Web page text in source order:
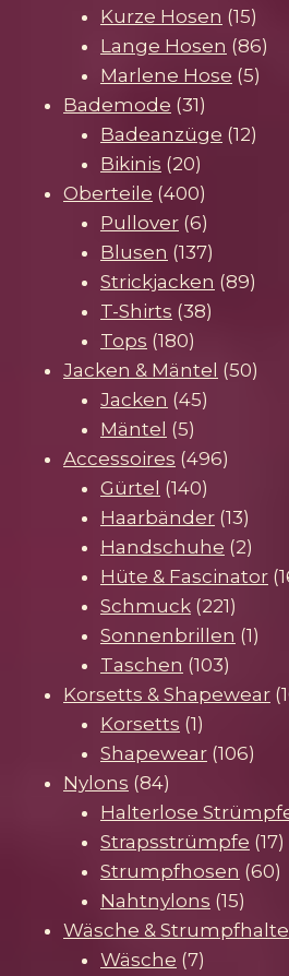
Kurze Hosen 1515
Lange Hosen 8686
Marlene Hose 55
Bademode 3131
Produkte
Badeanzüge 1212
Bikinis 2020
Produkte
Oberteile 400400
Produkte
Pullover 66
Produkte
Blusen 137137
Produkte
Strickjacken 8989
T-Shirts 3838
Tops 180180
Produkte
Jacken & Mäntel 5050
Jacken 4545
Mäntel 55
Produkte
Accessoires 496496
Gürtel 140140
Produkte
Haarbänder 1313
Handschuhe 22
Hüte & Fascinator
Schmuck 221221
Sonnenbrillen 11
Taschen 103103
Korsetts & Shapewear
Korsetts 11
Produkt
Shapewear 106106
Nylons 8484
Produkte
Halterlose
Strapsstrümpfe 1717
Strumpfhosen 6060
Nahtnylons 1515
Wäsche &
Wäsche 77